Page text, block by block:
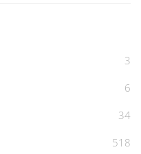
3
6
34
518